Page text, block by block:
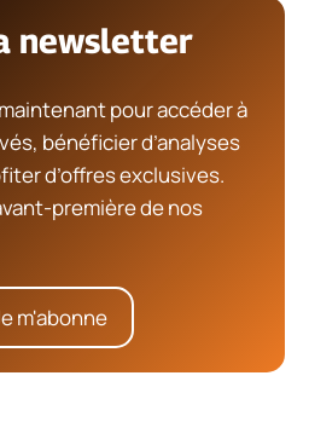
newsletter
pour accéder à
bénéficier d’analyses
d’offres exclusives.
première de nos
m'abonne